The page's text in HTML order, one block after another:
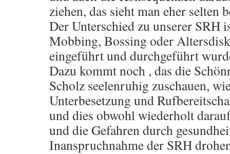
ziehen, das sieht man eher selten
Der Unterschied zu unserer SRH
Mobbing, Bossing oder
eingeführt und durchgeführt
Dazu kommt noch , das die
Scholz seelenruhig zuschauen,
Unterbesetzung und
und dies obwohl wiederholt
und die Gefahren durch
Inanspruchnahme der SRH